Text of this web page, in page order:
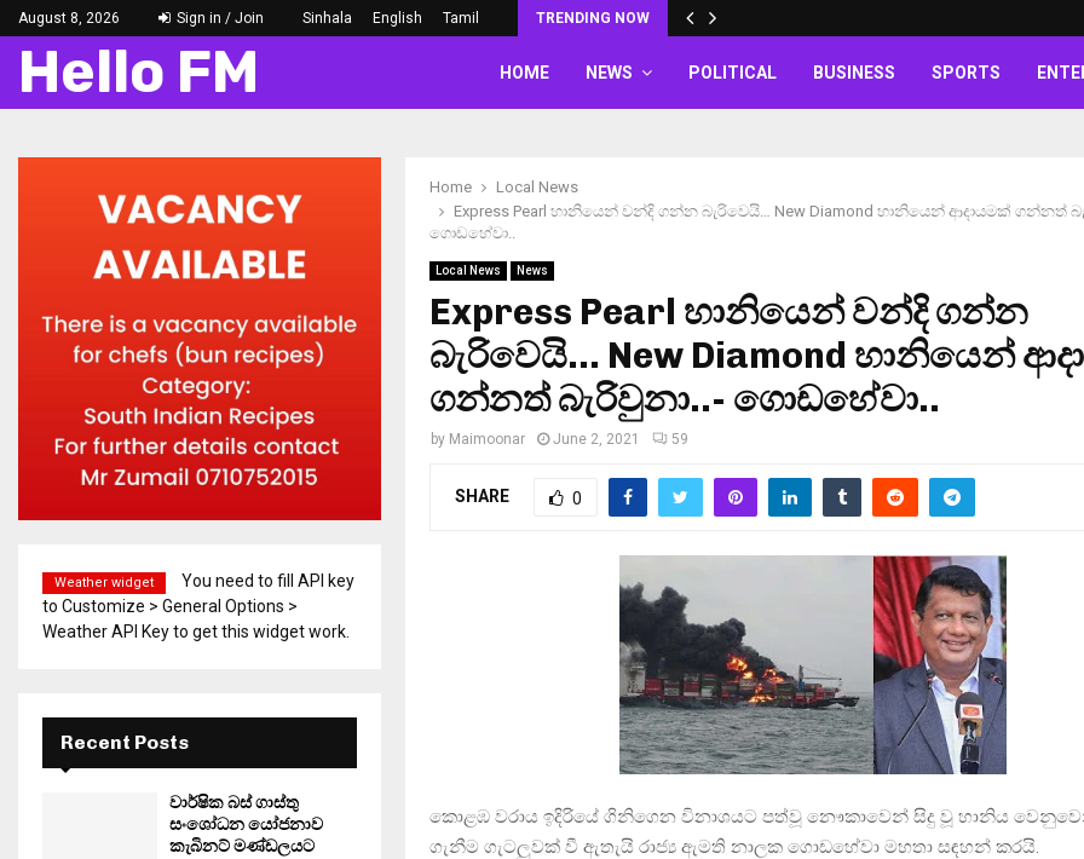
August 8, 2026 Sign in / Join Sinhala English Tamil TRENDING NOW
Hello FM HOME NEWS POLITICAL BUSINESS SPORTS
Home
Local News
Express Pearl හානියෙන් වන්දි ගන්න බැරිවෙයි… New Diamond හානියෙන් ආදායමක් ගන්නත්
ගොඩහේවා..
Local News News
Express Pearl හානියෙන් වන්දි ගන්න
බැරිවෙයි… New Diamond හානියෙන්
ගන්නත් බැරිවුනා..- ගොඩහේවා..
by Maimoonar June 2, 2021 59
SHARE 0
කොළඹ වරාය ඉදිරියේ ගිනිගෙන විනාශයට පත්වූ නෞකාවෙන් සිදු වූ හානිය
ගැනීම ගැටලුවක් වී ඇතැයි රාජ්‍ය ඇමති නාලක ගොඩහේවා මහතා සඳහන් කරයි.
Weather widget
You need to fill API key
to Customize > General Options >
Weather API Key to get this widget work.
Recent Posts
වාර්ෂික බස් ගාස්තු
සංශෝධන යෝජනාව
කැබිනට් මණ්ඩලයට